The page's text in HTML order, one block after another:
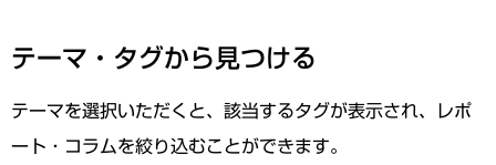
テーマ・タグから見つける
テーマを選択いただくと、該当するタグが表示され、レポ
ート・コラムを絞り込むことができます。